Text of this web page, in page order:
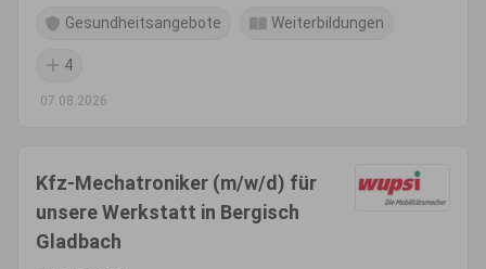
Gesundheitsangebote Weiterbildungen
4
07.08.2026
Kfz-Mechatroniker (m/w/d) für
unsere Werkstatt in Bergisch
Gladbach